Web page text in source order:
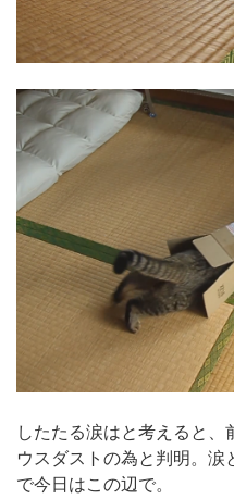
したたる涙はと考えると
ウスダストの為と判明。
で今日はこの辺で。